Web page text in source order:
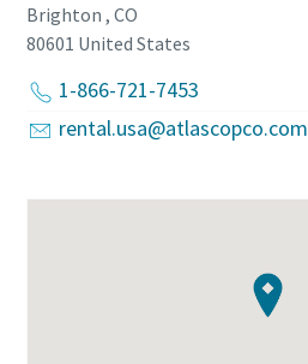
Brighton , CO
80601 United States
1-866-721-7453
rental.usa@atlascopco.com